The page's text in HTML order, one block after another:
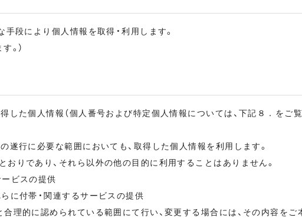
段により個人情報を取得・利用します。
。）
した個人情報（個人番号および特定個人情報については、下記８．をご
遂行に必要な範囲においても、取得した個人情報を利用します。
りであり、それら以外の他の目的に利用することはありません。
ビスの提供
に付帯・関連するサービスの提供
理的に認められている範囲にて行い、変更する場合には、その内容をご